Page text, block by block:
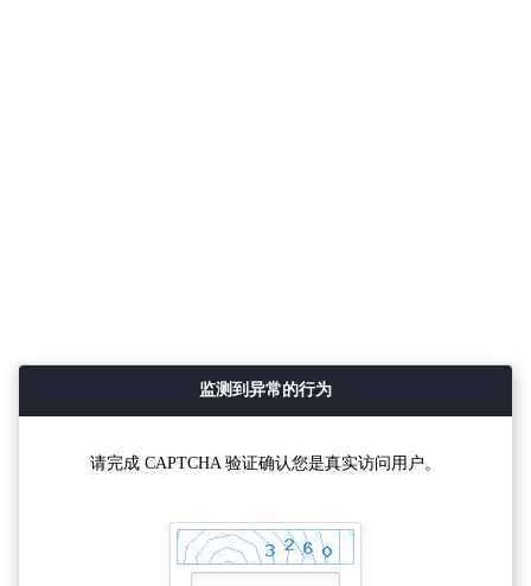
监测到异常的行为
请完成 CAPTCHA 验证确认您是真实访问用户。